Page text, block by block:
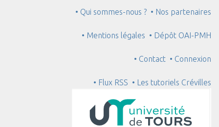
• Qui sommes-nous ? • Nos partenaires
• Mentions légales • Dépôt OAI-PMH
• Contact • Connexion
• Flux RSS • Les tutoriels Crévilles